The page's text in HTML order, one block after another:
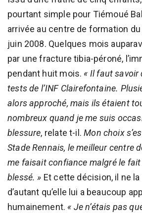
pourtant simple pour Tiémoué
arrivée au centre de formation du
juin 2008. Quelques mois
par une fracture tibia-péroné,
pendant huit mois. « Il faut savoir
tests de l’INF Clairefontaine.
alors approché, mais ils étaient
nombreux quand je me suis
blessure, relate t-il.Mon choix
Stade Rennais, le meilleur centre
me faisait confiance malgré le fait
blessé. » Et cette décision, il ne
d’autant qu’elle lui a beaucoup
humainement. « Je n’étais pas